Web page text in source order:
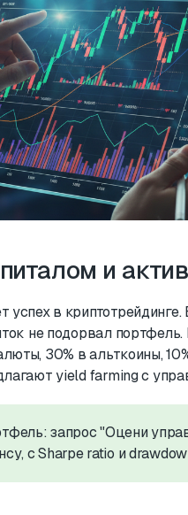
и
успех в
не подорвал
30% в альткоины,
yield farming с
запрос "Оцени
с Sharpe ratio и